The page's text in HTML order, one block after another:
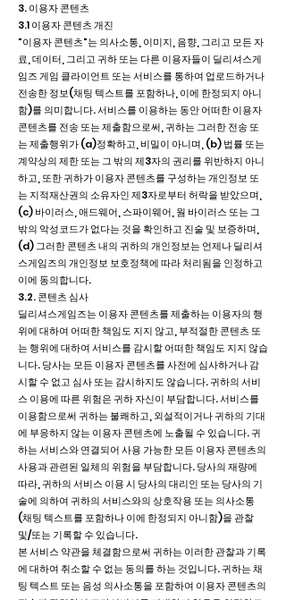
3. 이용자 콘텐츠
3.1 이용자 콘텐츠 개진
"이용자 콘텐츠"는 의사소통, 이미지, 음향, 그리고 모든 자
료, 데이터, 그리고 귀하 또는 다른 이용자들이 딜리셔스게
임즈 게임 클라이언트 또는 서비스를 통하여 업로드하거나
전송한 정보(채팅 텍스트를 포함하나, 이에 한정되지 아니
함)를 의미합니다. 서비스를 이용하는 동안 어떠한 이용자
콘텐츠를 전송 또는 제출함으로써, 귀하는 그러한 전송 또
는 제출행위가 (a)정확하고, 비밀이 아니며, (b) 법률 또는
계약상의 제한 또는 그 밖의 제3자의 권리를 위반하지 아니
하고, 또한 귀하가 이용자 콘텐츠를 구성하는 개인정보 또
는 지적재산권의 소유자인 제3자로부터 허락을 받았으며,
(c) 바이러스, 애드웨어, 스파이웨어, 웜 바이러스 또는 그
밖의 악성코드가 없다는 것을 확인하고 진술 및 보증하며,
(d) 그러한 콘텐츠 내의 귀하의 개인정보는 언제나 딜리셔
스게임즈의 개인정보 보호정책에 따라 처리됨을 인정하고
이에 동의합니다.
3.2. 콘텐츠 심사
딜리셔스게임즈는 이용자 콘텐츠를 제출하는 이용자의 행
위에 대하여 어떠한 책임도 지지 않고, 부적절한 콘텐츠 또
는 행위에 대하여 서비스를 감시할 어떠한 책임도 지지 않습
니다. 당사는 모든 이용자 콘텐츠를 사전에 심사하거나 감
시할 수 없고 심사 또는 감시하지도 않습니다. 귀하의 서비
스 이용에 따른 위험은 귀하 자신이 부담합니다. 서비스를
이용함으로써 귀하는 불쾌하고, 외설적이거나 귀하의 기대
에 부응하지 않는 이용자 콘텐츠에 노출될 수 있습니다. 귀
하는 서비스와 연결되어 사용 가능한 모든 이용자 콘텐츠의
사용과 관련된 일체의 위험을 부담합니다. 당사의 재량에
따라, 귀하의 서비스 이용 시 당사의 대리인 또는 당사의 기
술에 의하여 귀하의 서비스와의 상호작용 또는 의사소통
(채팅 텍스트를 포함하나 이에 한정되지 아니함)을 관찰
및/또는 기록할 수 있습니다.
본 서비스 약관을 체결함으로써 귀하는 이러한 관찰과 기록
에 대하여 취소할 수 없는 동의를 하는 것입니다. 귀하는 채
팅 텍스트 또는 음성 의사소통을 포함하여 이용자 콘텐츠의